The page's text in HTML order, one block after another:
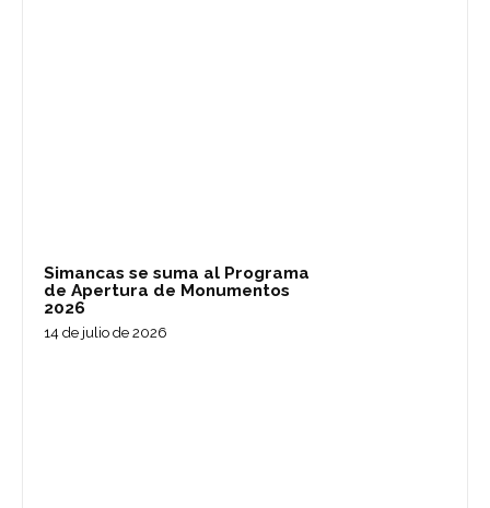
Simancas se suma al Programa
de Apertura de Monumentos
2026
14 de julio de 2026